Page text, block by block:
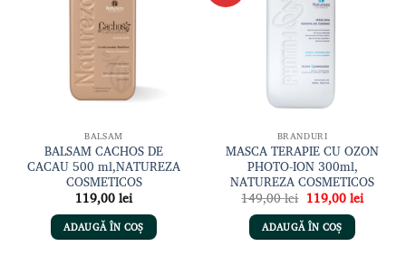
BALSAM
BALSAM CACHOS DE
CACAU 500 ml,NATUREZA
COSMETICOS
119,00lei
ADAUGĂ ÎN COȘ
BRANDURI
MASCA TERAPIE CU OZON
PHOTO-ION 300ml,
NATUREZA COSMETICOS
149,00lei Prețul
inițial
a
fost:
149,00 lei.
119,00leiPrețul
curent
ADAUGĂ ÎN COȘ